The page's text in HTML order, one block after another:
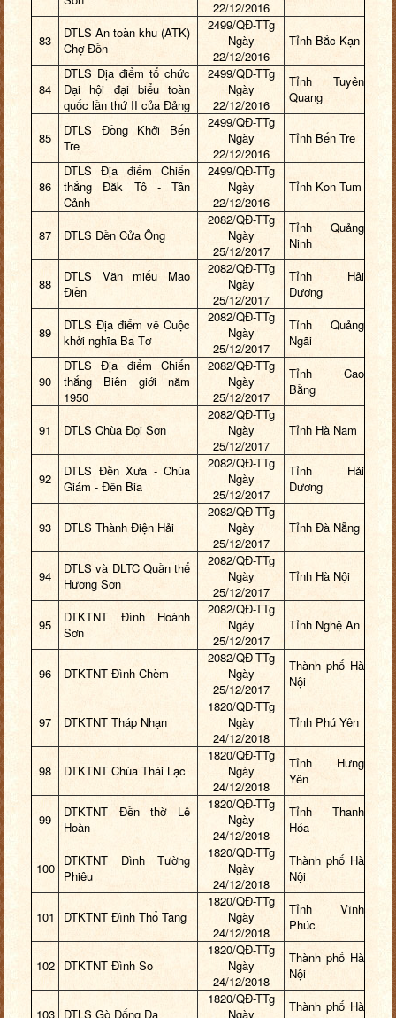
22/12/2016
83
DTLS An toàn khu (ATK)
Chợ Đồn
2499/QĐ-TTg
Ngày
22/12/2016
Tỉnh Bắc Kạn
84
DTLS Địa điểm tổ chức
Đại hội đại biểu toàn
quốc lần thứ II của Đảng
2499/QĐ-TTg
Ngày
22/12/2016
Tỉnh Tuyên
Quang
85
DTLS Đồng Khởi Bến
Tre
2499/QĐ-TTg
Ngày
22/12/2016
Tỉnh Bến Tre
86
DTLS Địa điểm Chiến
thắng Đăk Tô - Tân
Cảnh
2499/QĐ-TTg
Ngày
22/12/2016
Tỉnh Kon Tum
87 DTLS Đền Cửa Ông
2082/QĐ-TTg
Ngày
25/12/2017
Tỉnh Quảng
Ninh
88
DTLS Văn miếu Mao
Điền
2082/QĐ-TTg
Ngày
25/12/2017
Tỉnh Hải
Dương
89
DTLS Địa điểm về Cuộc
khởi nghĩa Ba Tơ
2082/QĐ-TTg
Ngày
25/12/2017
Tỉnh Quảng
Ngãi
90
DTLS Địa điểm Chiến
thắng Biên giới năm
1950
2082/QĐ-TTg
Ngày
25/12/2017
Tỉnh Cao
Bằng
91 DTLS Chùa Đọi Sơn
2082/QĐ-TTg
Ngày
25/12/2017
Tỉnh Hà Nam
92
DTLS Đền Xưa - Chùa
Giám - Đền Bia
2082/QĐ-TTg
Ngày
25/12/2017
Tỉnh Hải
Dương
93 DTLS Thành Điện Hải
2082/QĐ-TTg
Ngày
25/12/2017
Tỉnh Đà Nẵng
94
DTLS và DLTC Quần thể
Hương Sơn
2082/QĐ-TTg
Ngày
25/12/2017
Tỉnh Hà Nội
95
DTKTNT Đình Hoành
Sơn
2082/QĐ-TTg
Ngày
25/12/2017
Tỉnh Nghệ An
96 DTKTNT Đình Chèm
2082/QĐ-TTg
Ngày
25/12/2017
Thành phố Hà
Nội
97 DTKTNT Tháp Nhạn
1820/QĐ-TTg
Ngày
24/12/2018
Tỉnh Phú Yên
98 DTKTNT Chùa Thái Lạc
1820/QĐ-TTg
Ngày
24/12/2018
Tỉnh Hưng
Yên
99
DTKTNT Đền thờ Lê
Hoàn
1820/QĐ-TTg
Ngày
24/12/2018
Tỉnh Thanh
Hóa
100
DTKTNT Đình Tường
Phiêu
1820/QĐ-TTg
Ngày
24/12/2018
Thành phố Hà
Nội
101 DTKTNT Đình Thổ Tang
1820/QĐ-TTg
Ngày
24/12/2018
Tỉnh Vĩnh
Phúc
102 DTKTNT Đình So
1820/QĐ-TTg
Ngày
24/12/2018
Thành phố Hà
Nội
103 DTLS Gò Đống Đa
1820/QĐ-TTg
Ngày
Thành phố Hà